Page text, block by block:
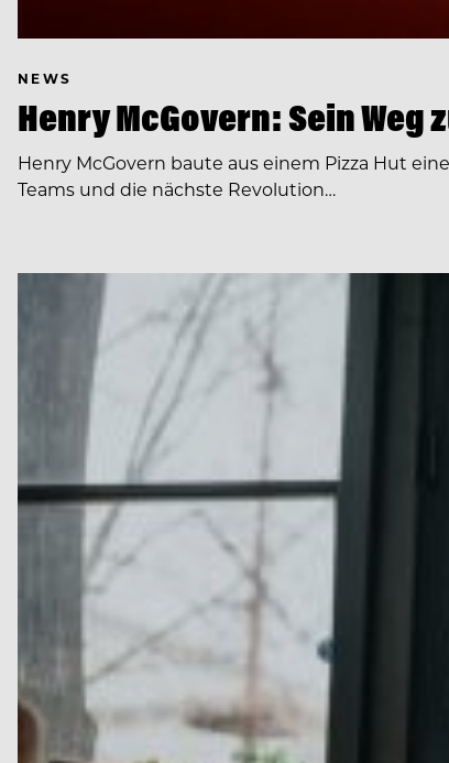
NEWS
Henry McGovern: Sein
Henry McGovern baute aus einem Pizza Hut
Teams und die nächste Revolution…